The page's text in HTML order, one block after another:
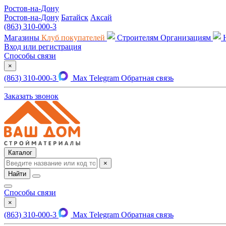
Ростов-на-Дону
Ростов-на-Дону Батайск Аксай
(863) 310-000-3
Магазины Клуб покупателей Строителям Организациям
Вход или регистрация
Способы связи
×
(863) 310-000-3 Max Telegram Обратная связь
Заказать звонок
Каталог
×
Найти
Способы связи
×
(863) 310-000-3 Max Telegram Обратная связь